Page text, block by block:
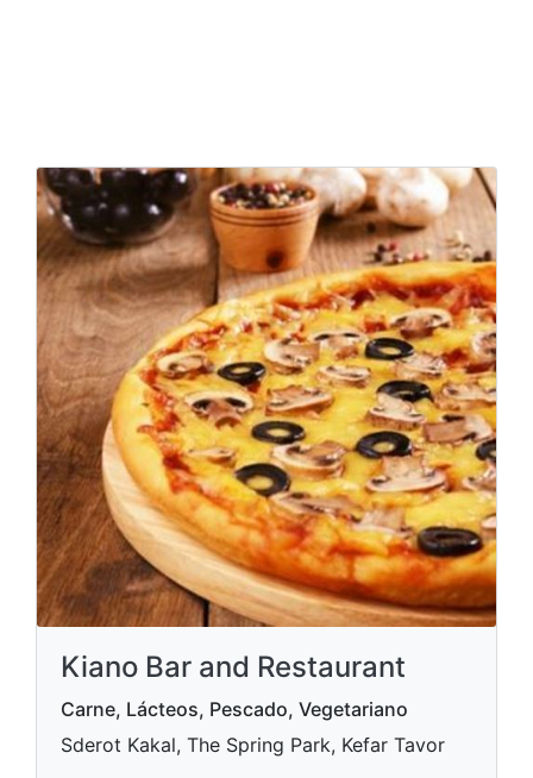
Kiano Bar and Restaurant
Carne, Lácteos, Pescado, Vegetariano
Sderot Kakal, The Spring Park, Kefar Tavor